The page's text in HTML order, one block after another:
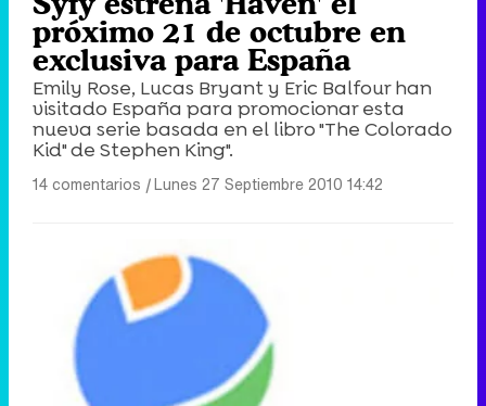
próximo 21 de octubre en
exclusiva para España
Emily Rose, Lucas Bryant y Eric Balfour han
visitado España para promocionar esta
nueva serie basada en el libro "The Colorado
Kid" de Stephen King".
14 comentarios |Lunes 27 Septiembre 2010 14:42